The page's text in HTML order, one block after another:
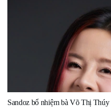
Sandoz bổ nhiệm bà Võ Thị